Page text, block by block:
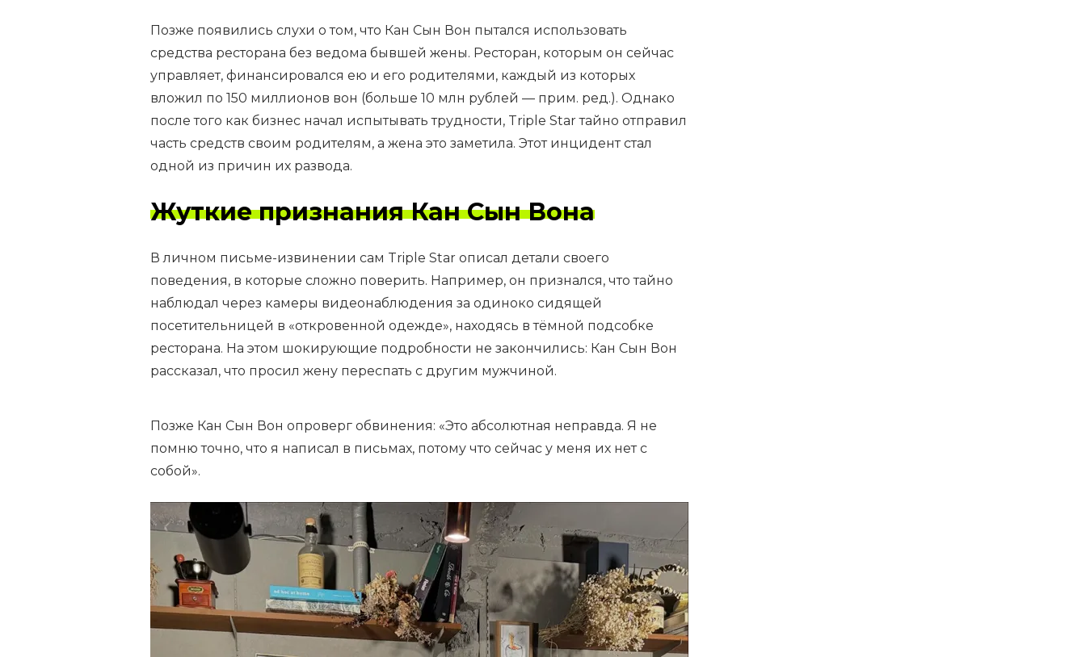
Позже появились слухи о том, что Кан Сын Вон пытался использовать
средства ресторана без ведома бывшей жены. Ресторан, которым он сейчас
управляет, финансировался ею и его родителями, каждый из которых
вложил по 150 миллионов вон (больше 10 млн рублей — прим. ред.). Однако
после того как бизнес начал испытывать трудности, Triple Star тайно отправил
часть средств своим родителям, а жена это заметила. Этот инцидент стал
одной из причин их развода.
Жуткие признания Кан Сын Вона
В личном письме-извинении сам Triple Star описал детали своего
поведения, в которые сложно поверить. Например, он признался, что тайно
наблюдал через камеры видеонаблюдения за одиноко сидящей
посетительницей в «откровенной одежде», находясь в тёмной подсобке
ресторана. На этом шокирующие подробности не закончились: Кан Сын Вон
рассказал, что просил жену переспать с другим мужчиной.
Позже Кан Сын Вон опроверг обвинения: «Это абсолютная неправда. Я не
помню точно, что я написал в письмах, потому что сейчас у меня их нет с
собой».